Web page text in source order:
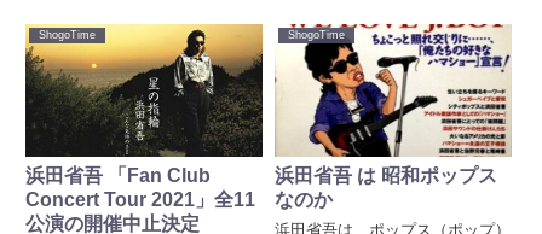
ShogoTime
浜田省吾 「Fan Club
Concert Tour 2021」全11
公演の開催中止決定
ShogoTime
浜田省吾 は 昭和ポップス
なのか
浜田省吾は、ポップス（ポップ）